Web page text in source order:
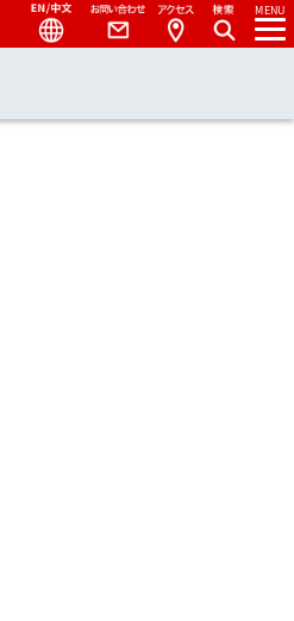
MENU
Access
Contact
Language
中文